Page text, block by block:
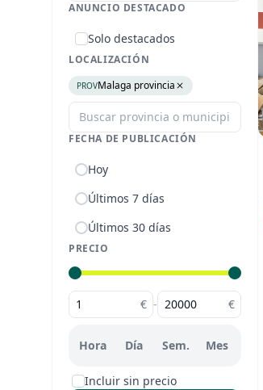
ANUNCIO DESTACADO
Solo destacados
LOCALIZACIÓN
PROVMalaga provincia
FECHA DE PUBLICACIÓN
Hoy
Últimos 7 días
Últimos 30 días
PRECIO
€ - €
Hora Día Sem. Mes
Incluir sin precio